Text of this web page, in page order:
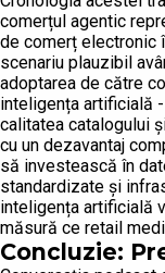
comerțul agentic
de comerț electronic
scenariu plauzibil
adoptarea de către
inteligența artificială
calitatea catalogului
cu un dezavantaj
să investească în
standardizate și
inteligența artificială
măsură ce retail
Concluzie: